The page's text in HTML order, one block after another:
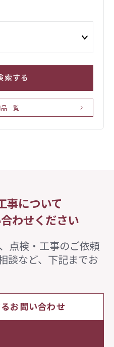
索する
一覧
事について
わせください
点検・工事のご依頼
談など、下記までお
お問い合わせ